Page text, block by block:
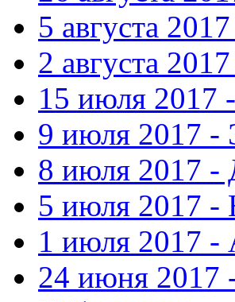
5 августа
2 августа
15 июля 2017
9 июля 2017 -
8 июля 2017 -
5 июля 2017 -
1 июля 2017 -
24 июня 2017